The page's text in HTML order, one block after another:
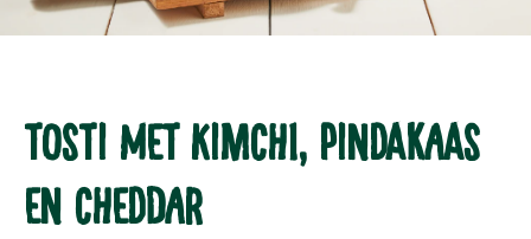
TOSTI MET KIMCHI, PINDAKAAS
EN CHEDDAR